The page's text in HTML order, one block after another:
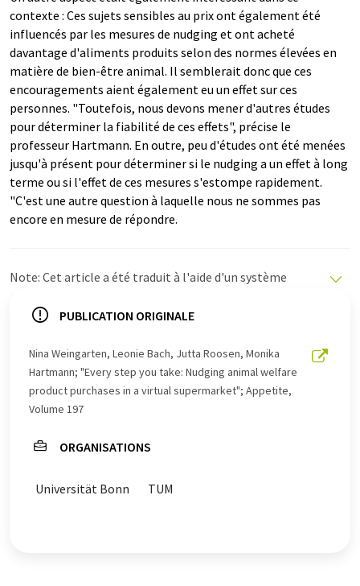
contexte : Ces sujets sensibles au prix ont également été
influencés par les mesures de nudging et ont acheté
davantage d'aliments produits selon des normes élevées en
matière de bien-être animal. Il semblerait donc que ces
encouragements aient également eu un effet sur ces
personnes. "Toutefois, nous devons mener d'autres études
pour déterminer la fiabilité de ces effets", précise le
professeur Hartmann. En outre, peu d'études ont été menées
jusqu'à présent pour déterminer si le nudging a un effet à long
terme ou si l'effet de ces mesures s'estompe rapidement.
"C'est une autre question à laquelle nous ne sommes pas
encore en mesure de répondre.
Note: Cet article a été traduit à l'aide d'un système
propose ces traductions automatiques pour présenter
été traduit avec traduction automatique, il est possible
qu'il contienne des erreurs de vocabulaire, de syntaxe ou
de grammaire. L'article original dans Anglais peut être
trouvéici.
PUBLICATION ORIGINALE
Nina Weingarten, Leonie Bach, Jutta Roosen, Monika
Hartmann; "Every step you take: Nudging animal welfare
product purchases in a virtual supermarket"; Appetite,
Volume 197
ORGANISATIONS
Universität Bonn TUM